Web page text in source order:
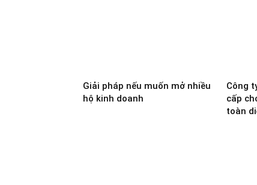
Giải pháp nếu muốn mở nhiều
hộ kinh doanh
Công
cấp
toàn